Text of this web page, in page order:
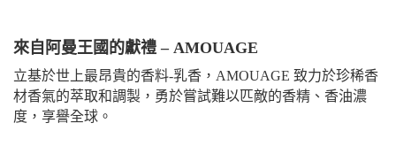
來自阿曼王國的獻禮 – AMOUAGE
立基於世上最昂貴的香料-乳香，AMOUAGE 致力於珍稀香
材香氣的萃取和調製，勇於嘗試難以匹敵的香精、香油濃
度，享譽全球。